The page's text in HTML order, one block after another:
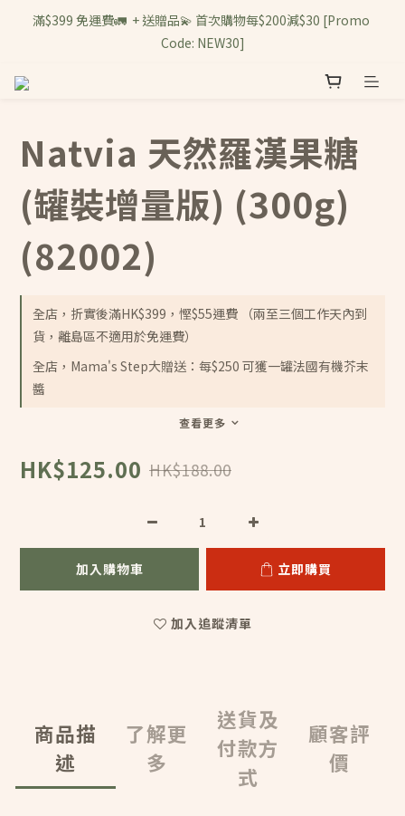
滿$399 免運費🚛  + 送贈品💫 首次購物每$200減$30 [Promo
Code: NEW30]
Natvia 天然羅漢果糖
(罐裝增量版) (300g)
(82002)
全店，折實後滿HK$399，慳$55運費 （兩至三個工作天內到
貨，離島區不適用於免運費）
全店，Mama's Step大贈送：每$250 可獲一罐法國有機芥末
醬
查看更多
HK$125.00 HK$188.00
加入購物車 立即購買
加入追蹤清單
商品描
述
了解更
多
送貨及
付款方
式
顧客評
價